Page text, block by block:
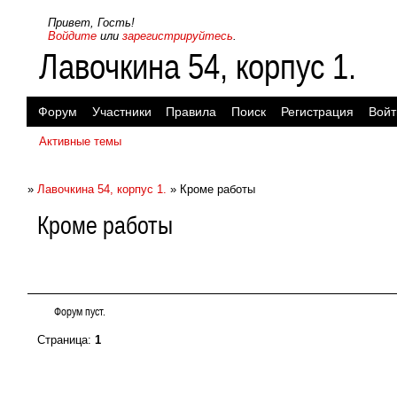
Лавочкина 54, корпус 1.
Форум Участники Правила Поиск Регистрация
Активные темы
Привет, Гость!
Войдите или зарегистрируйтесь.
» Лавочкина 54, корпус 1. » Кроме работы
Кроме работы
Форум пуст.
Страница: 1